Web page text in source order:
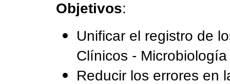
Objetivos:
Unificar el registro de
Clínicos - Microbiología
Reducir los errores en